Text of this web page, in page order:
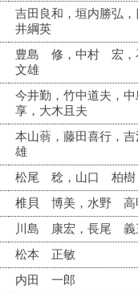
吉田良和，垣内勝弘，
井綱英
豊島 修，中村 宏，
文雄
今井勤，竹中道夫，中
享，大木且夫
本山蓊，藤田喜行，吉
雄
松尾 稔，山口 柏樹
椎貝 博美，水野 高
川島 康宏，長尾 義
松本 正敏
内田 一郎